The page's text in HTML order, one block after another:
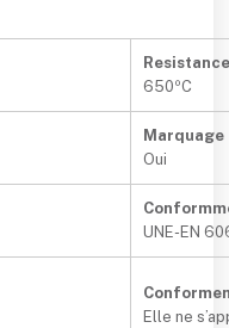
650ºC
Marquage
Oui
UNE-EN
Elle ne